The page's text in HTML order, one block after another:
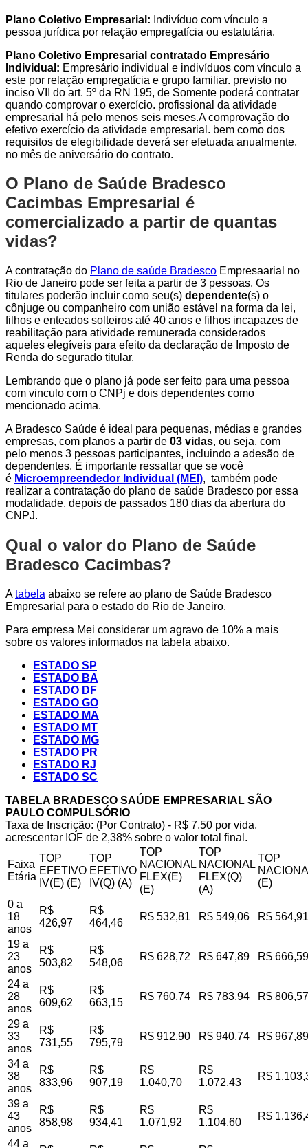
Plano Coletivo Empresarial: Indivíduo com vínculo a
pessoa jurídica por relação empregatícia ou estatutária.
Plano Coletivo Empresarial contratado Empresário
Individual: Empresário individual e indivíduos com vínculo a
este por relação empregatícia e grupo familiar. previsto no
inciso VII do art. 5º da RN 195, de Somente poderá contratar
quando comprovar o exercício. profissional da atividade
empresarial há pelo menos seis meses.A comprovação do
efetivo exercício da atividade empresarial. bem como dos
requisitos de elegibilidade deverá ser efetuada anualmente,
no mês de aniversário do contrato.
O Plano de Saúde Bradesco
Cacimbas Empresarial é
comercializado a partir de quantas
vidas?
A contratação do Plano de saúde Bradesco Empresaarial no
Rio de Janeiro pode ser feita a partir de 3 pessoas, Os
titulares poderão incluir como seu(s) dependente(s) o
cônjuge ou companheiro com união estável na forma da lei,
filhos e enteados solteiros até 40 anos e filhos incapazes de
reabilitação para atividade remunerada considerados
aqueles elegíveis para efeito da declaração de Imposto de
Renda do segurado titular.
Lembrando que o plano já pode ser feito para uma pessoa
com vinculo com o CNPj e dois dependentes como
mencionado acima.
A Bradesco Saúde é ideal para pequenas, médias e grandes
empresas, com planos a partir de 03 vidas, ou seja, com
pelo menos 3 pessoas participantes, incluindo a adesão de
dependentes. É importante ressaltar que se você
é Microempreendedor Individual (MEI), também pode
realizar a contratação do plano de saúde Bradesco por essa
modalidade, depois de passados 180 dias da abertura do
CNPJ.
Qual o valor do Plano de Saúde
Bradesco Cacimbas?
Atabela abaixo se refere ao plano de Saúde Bradesco
Empresarial para o estado do Rio de Janeiro.
Para empresa Mei considerar um agravo de 10% a mais
sobre os valores informados na tabela abaixo.
ESTADO SP
ESTADO BA
ESTADO DF
ESTADO GO
ESTADO MA
ESTADO MT
ESTADO MG
ESTADO PR
ESTADO RJ
ESTADO SC
TABELA BRADESCO SAÚDE EMPRESARIAL SÃO
PAULO COMPULSÓRIO
Taxa de Inscrição: (Por Contrato) - R$ 7,50 por vida,
acrescentar IOF de 2,38% sobre o valor total final.
Faixa
Etária
TOP
EFETIVO
IV(E) (E)
TOP
EFETIVO
IV(Q) (A)
TOP
NACIONAL
FLEX(E)
(E)
TOP
NACIONAL
FLEX(Q)
(A)
TOP
(E)
0 a
18
anos
R$
426,97
R$
464,46
R$ 532,81 R$ 549,06 R$ 564,91
19 a
23
anos
R$
503,82
R$
548,06
R$ 628,72 R$ 647,89 R$ 666,59
24 a
28
anos
R$
609,62
R$
663,15
R$ 760,74 R$ 783,94 R$ 806,57
29 a
33
anos
R$
731,55
R$
795,79
R$ 912,90 R$ 940,74 R$ 967,89
34 a
38
anos
R$
833,96
R$
907,19
R$
1.040,70
R$
1.072,43
R$
39 a
43
anos
R$
858,98
R$
934,41
R$
1.071,92
R$
1.104,60
R$
44 a